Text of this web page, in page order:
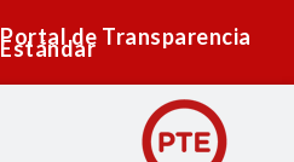
Portal de Transparencia
Estándar